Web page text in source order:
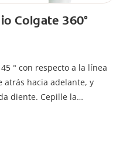
Colgate 360°
° con respecto a la línea
atrás hacia adelante, y
diente. Cepille la
masticatoria (parte